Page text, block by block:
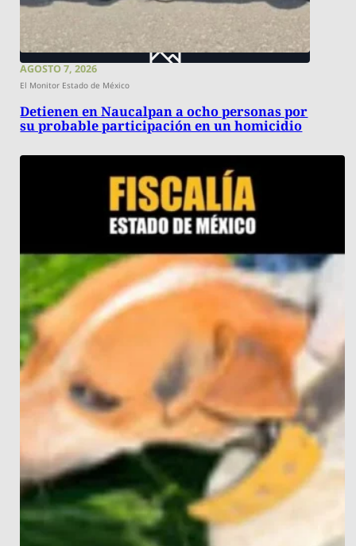
AGOSTO 7, 2026
El Monitor Estado de México
Detienen en Naucalpan a ocho personas por
su probable participación en un homicidio